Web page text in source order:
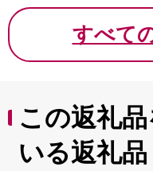
すべて
この返礼
いる返礼品